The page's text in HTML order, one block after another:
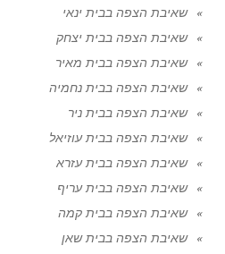
שאיבת הצפה בבית ינאי
שאיבת הצפה בבית יצחק
שאיבת הצפה בבית מאיר
שאיבת הצפה בבית נחמיה
שאיבת הצפה בבית ניר
שאיבת הצפה בבית עוזיאל
שאיבת הצפה בבית עזרא
שאיבת הצפה בבית עריף
שאיבת הצפה בבית קמה
שאיבת הצפה בבית שאן